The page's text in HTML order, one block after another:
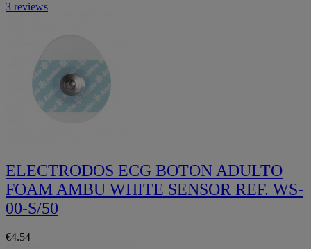
3 reviews
ELECTRODOS ECG BOTON ADULTO
FOAM AMBU WHITE SENSOR REF. WS-
00-S/50
€4.54